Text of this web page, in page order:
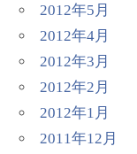
2012年5月
2012年4月
2012年3月
2012年2月
2012年1月
2011年12月